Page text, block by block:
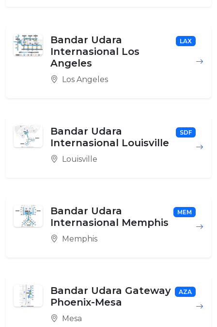
Bandar Udara
Internasional Los
Angeles
LAX
Los Angeles
Bandar Udara
Internasional Louisville
SDF
Louisville
Bandar Udara
Internasional Memphis
MEM
Memphis
Bandar Udara Gateway
Phoenix-Mesa
AZA
Mesa